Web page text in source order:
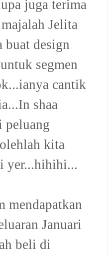
juga terima
Jelita
buat design
segmen
cantik
In shaa
kita
yer...hihihi...
mendapatkan
Januari
beli di